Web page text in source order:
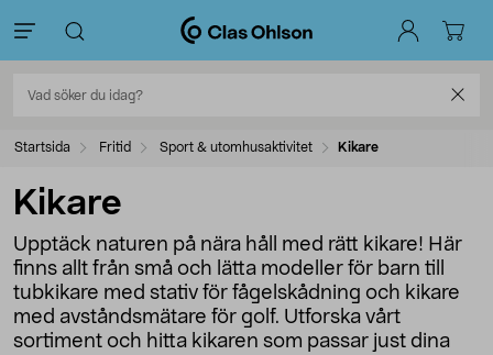
Startsida Fritid Sport & utomhusaktivitet Kikare
Kikare
Upptäck naturen på nära håll med rätt kikare! Här
finns allt från små och lätta modeller för barn till
tubkikare med stativ för fågelskådning och kikare
med avståndsmätare för golf. Utforska vårt
sortiment och hitta kikaren som passar just dina